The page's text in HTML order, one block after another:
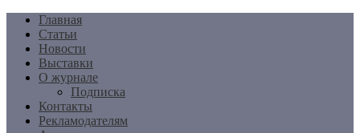
Перейти
содержимому
Главная
Статьи
Новости
Выставки
О журнале
Подписка
Контакты
Рекламодателям